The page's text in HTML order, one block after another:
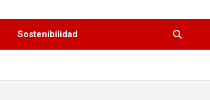
Sostenibilidad